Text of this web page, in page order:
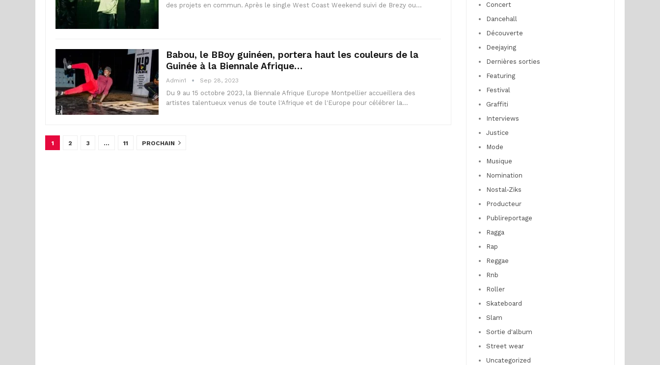
des projets en commun. Après le single West Coast Weekend suivi de Brezy ou…
Babou, le BBoy guinéen, portera haut les couleurs de la
Guinée à la Biennale Afrique…
Admin1 Sep 28, 2023
Du 9 au 15 octobre 2023, la Biennale Afrique Europe Montpellier accueillera des
artistes talentueux venus de toute l'Afrique et de l'Europe pour célébrer la…
1 2 3 … 11 PROCHAIN
Concert
Dancehall
Découverte
Deejaying
Dernières sorties
Featuring
Festival
Graffiti
Interviews
Justice
Mode
Musique
Nomination
Nostal-Ziks
Producteur
Publireportage
Ragga
Rap
Reggae
Rnb
Roller
Skateboard
Slam
Sortie d'album
Street wear
Uncategorized